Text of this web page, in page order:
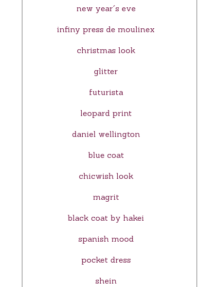
new year´s eve
infiny press de moulinex
christmas look
glitter
futurista
leopard print
daniel wellington
blue coat
chicwish look
magrit
black coat by hakei
spanish mood
pocket dress
shein